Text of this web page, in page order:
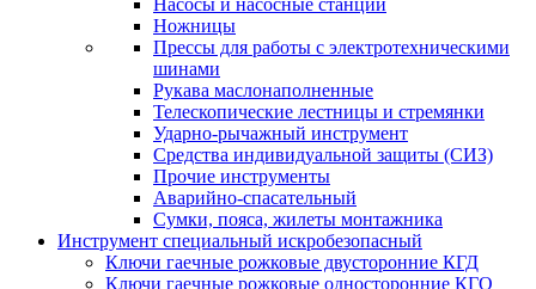
Насосы и насосные станции
Ножницы
Прессы для работы с электротехническими
шинами
Рукава маслонаполненные
Телескопические лестницы и стремянки
Ударно-рычажный инструмент
Средства индивидуальной защиты (СИЗ)
Прочие инструменты
Аварийно-спасательный
Сумки, пояса, жилеты монтажника
Инструмент специальный искробезопасный
Ключи гаечные рожковые двусторонние КГД
Ключи гаечные рожковые односторонние КГО